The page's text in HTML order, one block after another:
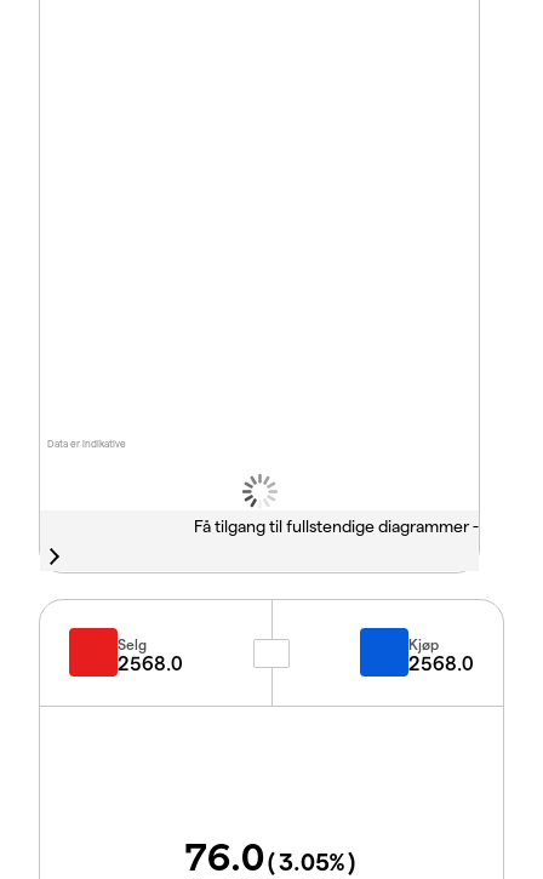
Data er indikative
Få tilgang til fullstendige diagrammer -
Selg
2568.0
Kjøp
2568.0
76.0(3.05%)